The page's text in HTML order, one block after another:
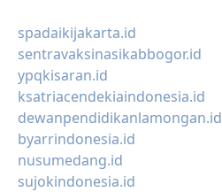
spadaikijakarta.id
sentravaksinasikabbogor.id
ypqkisaran.id
ksatriacendekiaindonesia.id
dewanpendidikanlamongan.id
byarrindonesia.id
nusumedang.id
sujokindonesia.id